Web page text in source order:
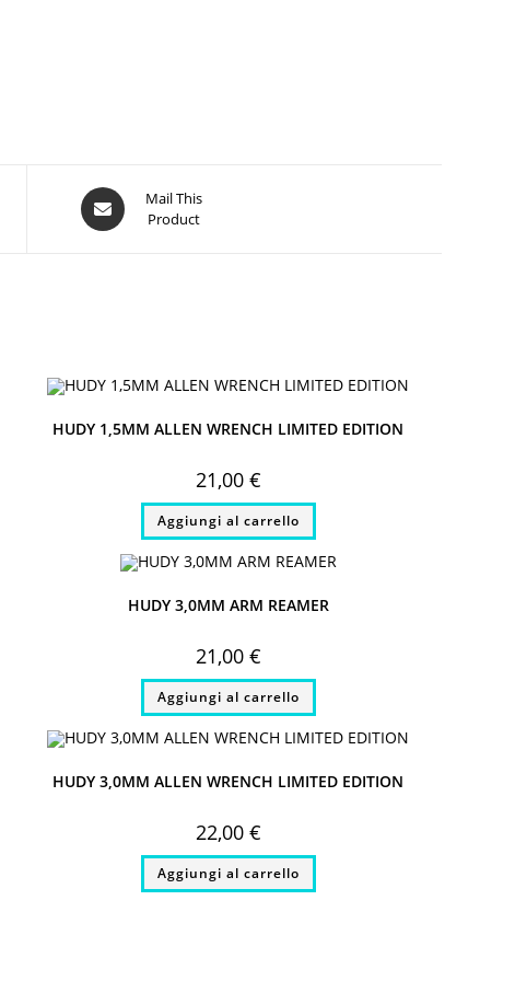
Opens
in
Mail This
Product
HUDY 1,5MM ALLEN WRENCH LIMITED EDITION
21,00 €
Aggiungi al carrello
HUDY 3,0MM ARM REAMER
21,00 €
Aggiungi al carrello
HUDY 3,0MM ALLEN WRENCH LIMITED EDITION
22,00 €
Aggiungi al carrello